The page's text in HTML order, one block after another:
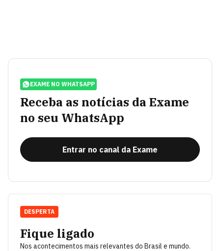
EXAME NO WHATSAPP
Receba as notícias da Exame
no seu WhatsApp
Entrar no canal da Exame
Fique ligado
Nos acontecimentos mais relevantes do Brasil e mundo.
DESPERTA